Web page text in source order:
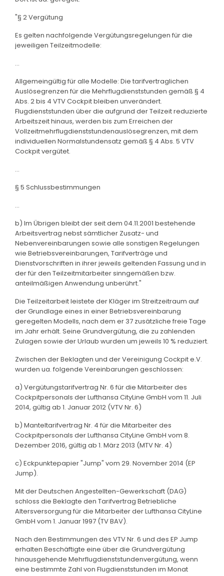
"§ 2 Vergütung
Es gelten nachfolgende Vergütungsregelungen für die
jeweiligen Teilzeitmodelle:
...
Allgemeingültig für alle Modelle: Die tarifvertraglichen
Auslösegrenzen für die Mehrflugdienststunden gemäß § 4
Abs. 2 bis 4 VTV Cockpit bleiben unverändert.
Flugdienststunden über die aufgrund der Teilzeit reduzierte
Arbeitszeit hinaus, werden bis zum Erreichen der
Vollzeitmehrflugdienststundenauslösegrenzen, mit dem
individuellen Normalstundensatz gemäß § 4 Abs. 5 VTV
Cockpit vergütet.
...
§ 5 Schlussbestimmungen
...
b) Im Übrigen bleibt der seit dem 04.11.2001 bestehende
Arbeitsvertrag nebst sämtlicher Zusatz- und
Nebenvereinbarungen sowie alle sonstigen Regelungen
wie Betriebsvereinbarungen, Tarifverträge und
Dienstvorschriften in ihrer jeweils geltenden Fassung und in
der für den Teilzeitmitarbeiter sinngemäßen bzw.
anteilmäßigen Anwendung unberührt."
Die Teilzeitarbeit leistete der Kläger im Streitzeitraum auf
der Grundlage eines in einer Betriebsvereinbarung
geregelten Modells, nach dem er 37 zusätzliche freie Tage
im Jahr erhält. Seine Grundvergütung, die zu zahlenden
Zulagen sowie der Urlaub wurden um jeweils 10 % reduziert.
Zwischen der Beklagten und der Vereinigung Cockpit e.V.
wurden ua. folgende Vereinbarungen geschlossen:
a) Vergütungstarifvertrag Nr. 6 für die Mitarbeiter des
Cockpitpersonals der Lufthansa CityLine GmbH vom 11. Juli
2014, gültig ab 1. Januar 2012 (VTV Nr. 6)
b) Manteltarifvertrag Nr. 4 für die Mitarbeiter des
Cockpitpersonals der Lufthansa CityLine GmbH vom 8.
Dezember 2016, gültig ab 1. März 2013 (MTV Nr. 4)
c) Eckpunktepapier "Jump" vom 29. November 2014 (EP
Jump).
Mit der Deutschen Angestellten-Gewerkschaft (DAG)
schloss die Beklagte den Tarifvertrag Betriebliche
Altersversorgung für die Mitarbeiter der Lufthansa CityLine
GmbH vom 1. Januar 1997 (TV BAV).
Nach den Bestimmungen des VTV Nr. 6 und des EP Jump
erhalten Beschäftigte eine über die Grundvergütung
hinausgehende Mehrflugdienststundenvergütung, wenn
eine bestimmte Zahl von Flugdienststunden im Monat